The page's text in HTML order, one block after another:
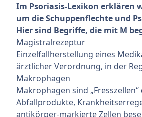
Im Psoriasis-Lexikon erklären
um die Schuppenflechte und
Hier sind Begriffe, die mit M
Magistralrezeptur
Einzelfallherstellung eines
ärztlicher Verordnung, in der
Makrophagen
Makrophagen sind
Abfallprodukte,
antikörper-markierte Zellen